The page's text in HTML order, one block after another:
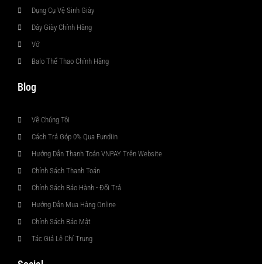
Dụng Cụ Vệ Sinh Giày
Dây Giày Chính Hãng
Vớ
Balo Thể Thao Chính Hãng
Blog
Về Chúng Tôi
Cách Trả Góp 0% Qua Fundiin
Hướng Dẫn Thanh Toán VNPAY Trên Website
Chính Sách Thanh Toán
Chính Sách Bảo Hành - Đổi Trả
Hướng Dẫn Mua Hàng Online
Chính Sách Bảo Mật
Tác Giả Lê Chí Trung